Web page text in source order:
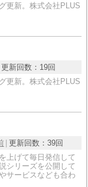
更新。株式会社PLUS
更新回数： 19回
更新。株式会社PLUS
更新回数： 39回
上げて毎日発信して
シリーズを公開して
サービスなども合わ